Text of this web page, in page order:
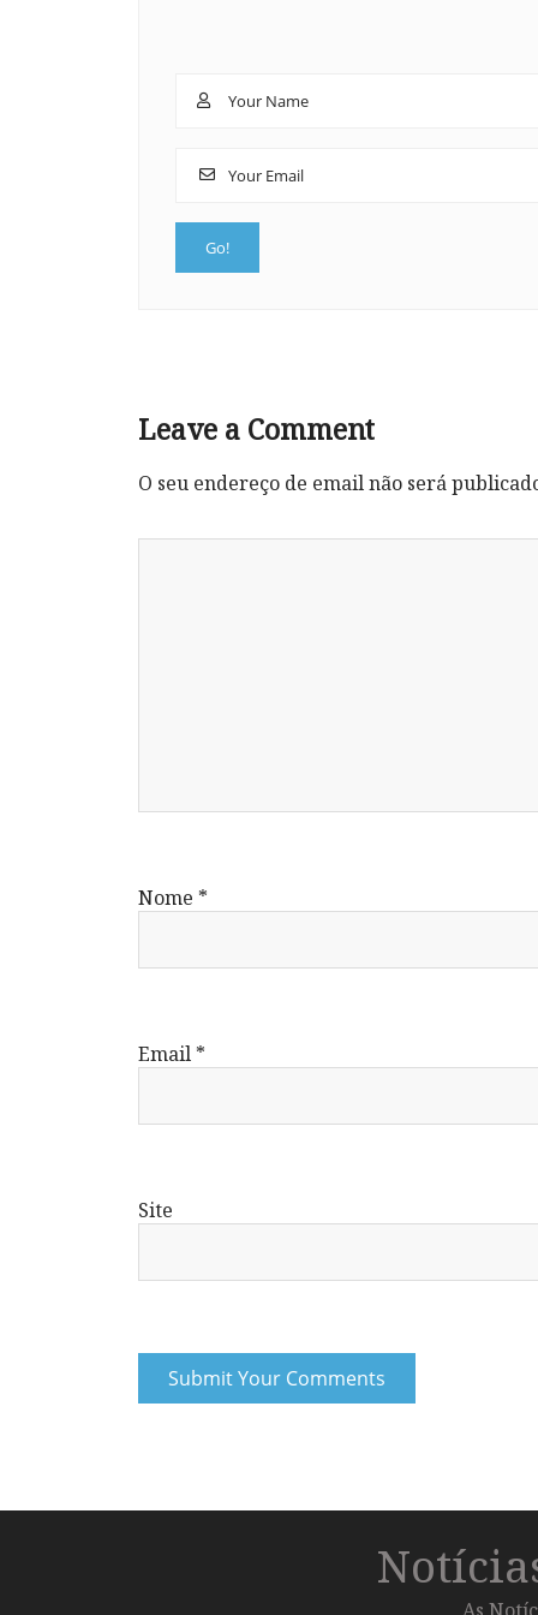
Leave a Comment
O seu endereço de email não será
Nome *
Email *
Site